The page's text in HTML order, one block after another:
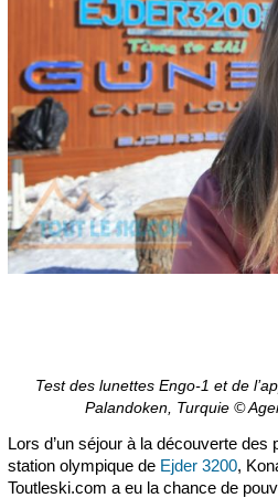
Test des lunettes Engo-1 et de
Palandoken, Turquie ©
Lors d’un séjour à la découverte
station olympique de Ejder 3200,
Toutleski.com a eu la chance de